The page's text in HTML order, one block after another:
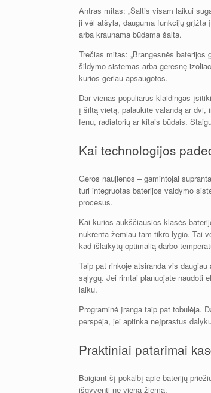
Antras mitas: „Šaltis visam laikui
ji vėl atšyla, dauguma funkcijų grįžta
arba kraunama būdama šalta.
Trečias mitas: „Brangesnės
šildymo sistemas arba geresnę
kurios geriau apsaugotos.
Dar vienas populiarus klaidingas
į šiltą vietą, palaukite valandą ar dvi,
fenu, radiatorių ar kitais būdais.
Kai technologijos
Geros naujienos – gamintojai
turi integruotas baterijos valdymo
procesus.
Kai kurios aukščiausios klasės
nukrenta žemiau tam tikro lygio. Tai
kad išlaikytų optimalią darbo
Taip pat rinkoje atsiranda vis
sąlygų. Jei rimtai planuojate naudoti
laiku.
Programinė įranga taip pat tobulėja.
perspėja, jei aptinka neįprastus
Praktiniai patarimai
Baigiant šį pokalbį apie baterijų
išgyventi ne vieną žiemą.